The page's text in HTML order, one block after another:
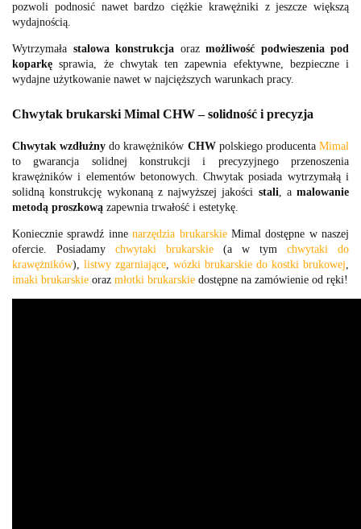
pozwoli podnosić nawet bardzo ciężkie krawężniki z jeszcze większą
wydajnością.
Wytrzymała stalowa konstrukcja oraz możliwość podwieszenia pod
koparkę sprawia, że chwytak ten zapewnia efektywne, bezpieczne i
wydajne użytkowanie nawet w najcięższych warunkach pracy.
Chwytak brukarski Mimal CHW – solidność i precyzja
Chwytak wzdłużny do krawężników CHWpolskiego producentaMimal
to gwarancja solidnej konstrukcji i precyzyjnego przenoszenia
krawężników i elementów betonowych. Chwytak posiada wytrzymałą i
solidną konstrukcję wykonaną z najwyższej jakości stali, a malowanie
metodą proszkową zapewnia trwałość i estetykę.
Koniecznie sprawdź innenarzędzia brukarskieMimal dostępne w naszej
ofercie. Posiadamy chwytaki brukarskie (a w tym chwytaki do
krawężników), listwy zgarniające, wózki brukarskie do kostki brukowej,
imaki brukarskie oraz młotki brukarskie dostępne na zamówienie od ręki!